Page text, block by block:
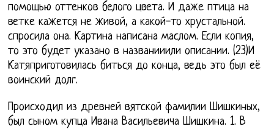
помощью оттенков белого цвета. И даже птица на
ветке кажется не живой, а какой-то хрустальной.
спросила она. Картина написана маслом. Если копия,
то это будет указано в названииили описании. (23)И
Катяприготовилась биться до конца, ведь это был её
воинский долг.
Происходил из древней вятской фамилии Шишкиных,
был сыном купца Ивана Васильевича Шишкина. 1. В